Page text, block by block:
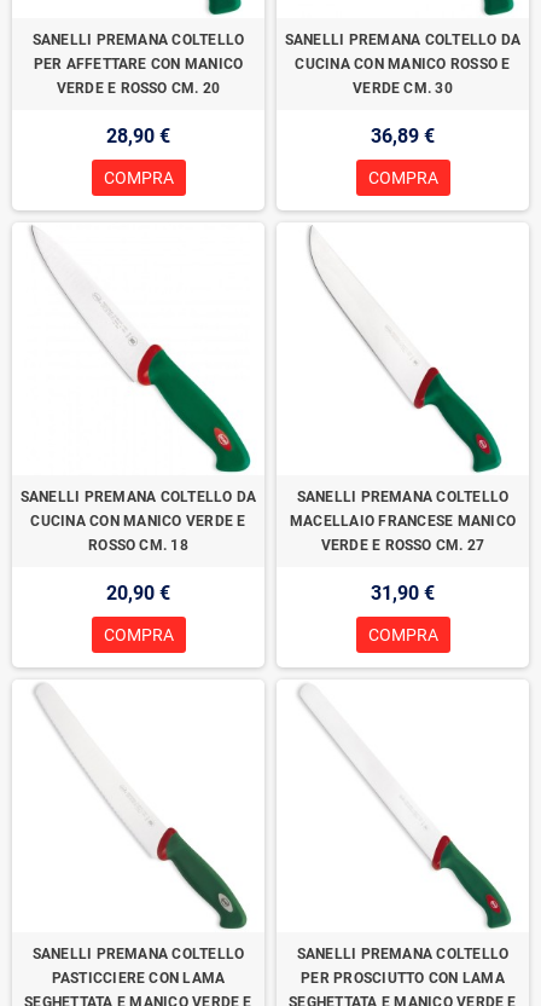
SANELLI PREMANA COLTELLO
PER AFFETTARE CON MANICO
VERDE E ROSSO CM. 20
28,90 €
COMPRA
SANELLI PREMANA COLTELLO DA
CUCINA CON MANICO ROSSO E
VERDE CM. 30
36,89 €
COMPRA
SANELLI PREMANA COLTELLO DA
CUCINA CON MANICO VERDE E
ROSSO CM. 18
20,90 €
COMPRA
SANELLI PREMANA COLTELLO
MACELLAIO FRANCESE MANICO
VERDE E ROSSO CM. 27
31,90 €
COMPRA
SANELLI PREMANA COLTELLO
PASTICCIERE CON LAMA
SEGHETTATA E MANICO VERDE E
SANELLI PREMANA COLTELLO
PER PROSCIUTTO CON LAMA
SEGHETTATA E MANICO VERDE E